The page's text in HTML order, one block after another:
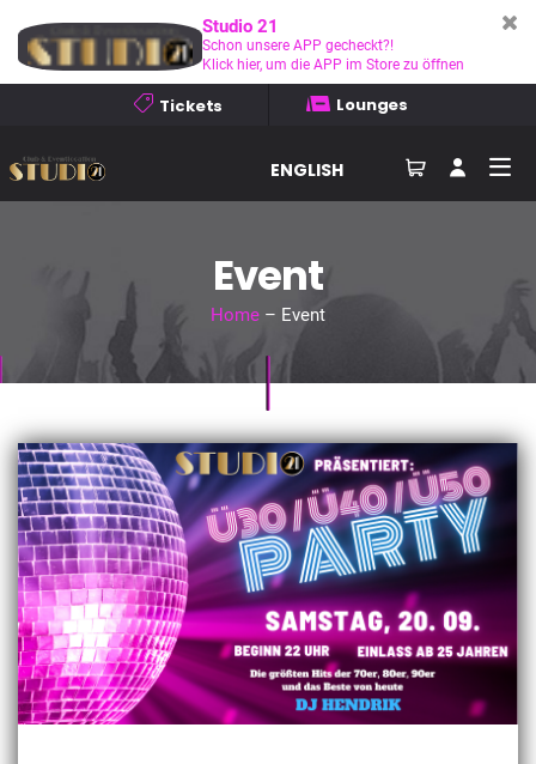
Tickets Lounges
ENGLISH
Event
Home – Event
Studio 21
Schon unsere APP gecheckt?!
Klick hier, um die APP im Store zu öffnen